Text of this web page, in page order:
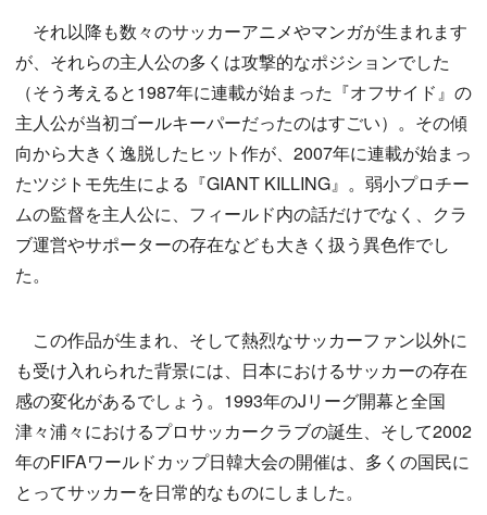
それ以降も数々のサッカーアニメやマンガが生まれます
が、それらの主人公の多くは攻撃的なポジションでした
（そう考えると1987年に連載が始まった『オフサイド』の
主人公が当初ゴールキーパーだったのはすごい）。その傾
向から大きく逸脱したヒット作が、2007年に連載が始まっ
たツジトモ先生による『GIANT KILLING』。弱小プロチー
ムの監督を主人公に、フィールド内の話だけでなく、クラ
ブ運営やサポーターの存在なども大きく扱う異色作でし
た。
この作品が生まれ、そして熱烈なサッカーファン以外に
も受け入れられた背景には、日本におけるサッカーの存在
感の変化があるでしょう。1993年のJリーグ開幕と全国
津々浦々におけるプロサッカークラブの誕生、そして2002
年のFIFAワールドカップ日韓大会の開催は、多くの国民に
とってサッカーを日常的なものにしました。